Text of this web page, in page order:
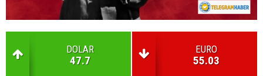
DOLAR
47.7
EURO
55.03